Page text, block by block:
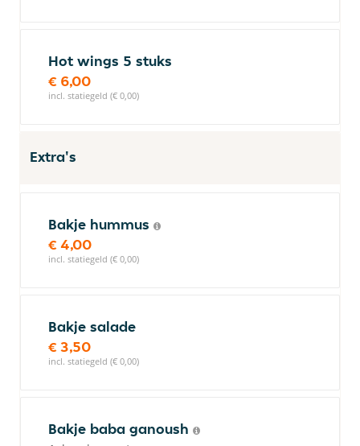
Hot wings 5 stuks
€ 6,00
incl. statiegeld (€ 0,00)
Extra's
Bakje hummus
€ 4,00
incl. statiegeld (€ 0,00)
Bakje salade
€ 3,50
incl. statiegeld (€ 0,00)
Bakje baba ganoush